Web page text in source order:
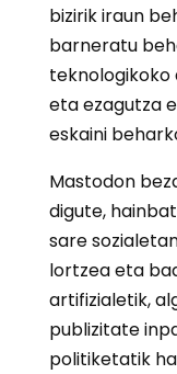
bizirik iraun
barneratu
eta ezagutza
eskaini
Mastodon
digute,
sare
lortzea eta
artifizialetik,
publizitate
politiketatik